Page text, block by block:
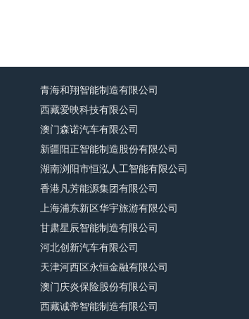
青海和翔智能制造有限公司
西藏爱映科技有限公司
澳门森诺汽车有限公司
新疆阳正智能制造股份有限公司
湖南浏阳市恒泓人工智能有限公司
香港凡芳能源集团有限公司
上海浦东新区华宇旅游有限公司
甘肃星辰智能制造有限公司
河北创新汽车有限公司
天津河西区永恒金融有限公司
澳门庆炎保险股份有限公司
西藏诚帝智能制造有限公司